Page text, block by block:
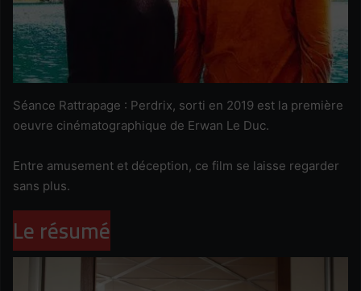
Séance Rattrapage : Perdrix, sorti en 2019 est la première
oeuvre cinématographique de Erwan Le Duc.
Entre amusement et déception, ce film se laisse regarder
sans plus.
Le résumé